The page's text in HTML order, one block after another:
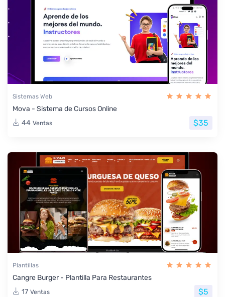
Sistemas Web
Mova - Sistema de Cursos Online
44 Ventas $35
Plantillas
Cangre Burger - Plantilla Para Restaurantes
17 Ventas $5